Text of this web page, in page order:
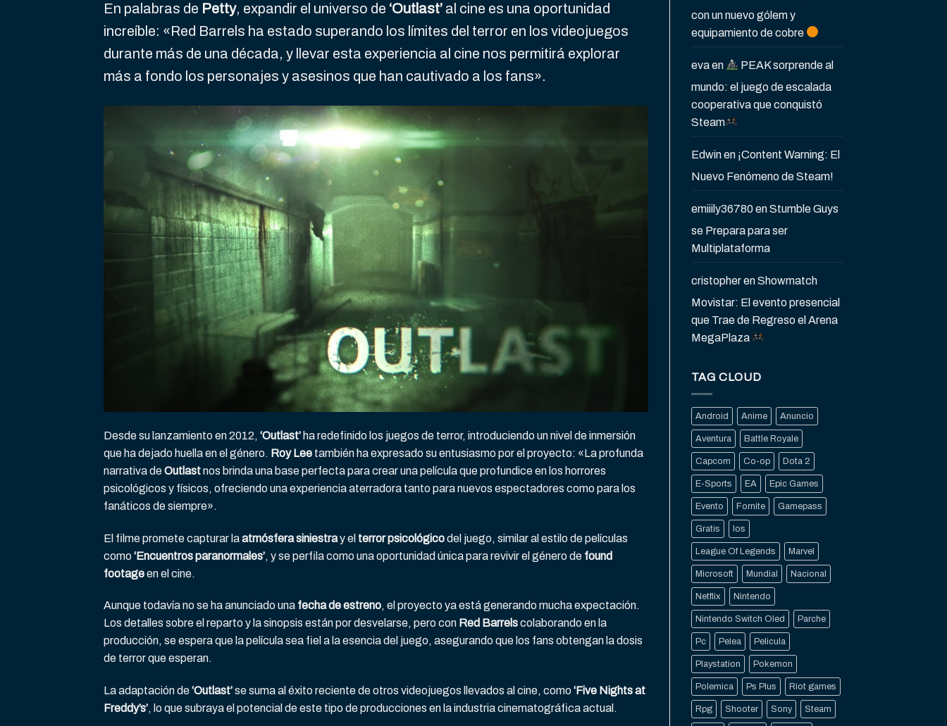
En palabras de Petty, expandir el universo de ‘Outlast’ al cine es una oportunidad
increíble: «Red Barrels ha estado superando los límites del terror en los videojuegos
durante más de una década, y llevar esta experiencia al cine nos permitirá explorar
más a fondo los personajes y asesinos que han cautivado a los fans».
Desde su lanzamiento en 2012, ‘Outlast’ ha redefinido los juegos de terror, introduciendo un nivel de inmersión
que ha dejado huella en el género. Roy Lee también ha expresado su entusiasmo por el proyecto: «La profunda
narrativa deOutlastnos brinda una base perfecta para crear una película que profundice en los horrores
psicológicos y físicos, ofreciendo una experiencia aterradora tanto para nuevos espectadores como para los
fanáticos de siempre».
El filme promete capturar laatmósfera siniestray el terror psicológicodel juego, similar al estilo de películas
como‘Encuentros paranormales’, y se perfila como una oportunidad única para revivir el género de found
footageen el cine.
Aunque todavía no se ha anunciado una fecha de estreno, el proyecto ya está generando mucha expectación.
Los detalles sobre el reparto y la sinopsis están por desvelarse, pero con Red Barrelscolaborando en la
producción, se espera que la película sea fiel a la esencia del juego, asegurando que los fans obtengan la dosis
de terror que esperan.
La adaptación de‘Outlast’se suma al éxito reciente de otros videojuegos llevados al cine, como‘Five Nights at
Freddy’s’, lo que subraya el potencial de este tipo de producciones en la industria cinematográfica actual.
con un nuevo gólem y
equipamiento de cobre
evaen
PEAK sorprende al
mundo: el juego de escalada
cooperativa que conquistó
Steam
Edwinen ¡Content Warning: El
Nuevo Fenómeno de Steam!
emiiily36780enStumble Guys
se Prepara para ser
Multiplataforma
cristopherenShowmatch
Movistar: El evento presencial
que Trae de Regreso el Arena
MegaPlaza
TAG CLOUD
Android Anime Anuncio
Aventura Battle Royale
Capcom Co-op Dota 2
E-Sports EA Epic Games
Evento Fornite Gamepass
Gratis Ios
League Of Legends Marvel
Microsoft Mundial Nacional
Netflix Nintendo
Nintendo Switch Oled Parche
Pc Pelea Pelicula
Playstation Pokemon
Polemica Ps Plus Riot games
Rpg Shooter Sony Steam